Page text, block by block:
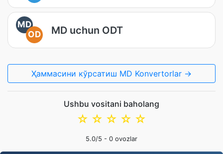
MD
OD
MD uchun ODT
Ҳаммасини кўрсатиш MD Konvertorlar →
Ushbu vositani baholang
☆
☆
☆
☆
☆
5.0/5 - 0 ovozlar